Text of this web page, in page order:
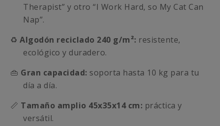
Therapist” y otro “I Work Hard, so My Cat Can
Nap”.
♻️ Algodón reciclado 240 g/m²: resistente,
ecológico y duradero.
👜 Gran capacidad: soporta hasta 10 kg para tu
día a día.
📏 Tamaño amplio 45x35x14 cm: práctica y
versátil.